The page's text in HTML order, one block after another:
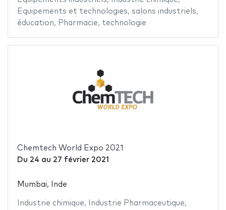
Equipements et technologies, salons industriels,
éducation, Pharmacie, technologie
Chemtech World Expo 2021
Du 24 au 27 février 2021
Mumbai, Inde
Industrie chimique, Industrie Pharmaceutique,